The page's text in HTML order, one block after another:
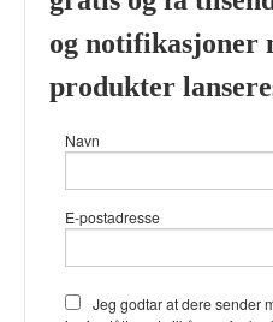
Frakt Kjøpsbetingelser
Viking’s Perfume House &
Bergen Tlf.41696407-
du får en bedre
bruker cookies
lagre
og notifikasjoner
produkter
Navn
E-postadresse
Jeg godtar at dere sender